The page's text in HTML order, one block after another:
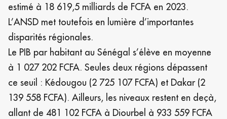
estimé à 18 619,5 milliards de FCFA en 2023.
L’ANSD met toutefois en lumière d’importantes
disparités régionales.
Le PIB par habitant au Sénégal s’élève en moyenne
à 1 027 202 FCFA. Seules deux régions dépassent
ce seuil : Kédougou (2 725 107 FCFA) et Dakar (2
139 558 FCFA). Ailleurs, les niveaux restent en deçà,
allant de 481 102 FCFA à Diourbel à 933 559 FCFA